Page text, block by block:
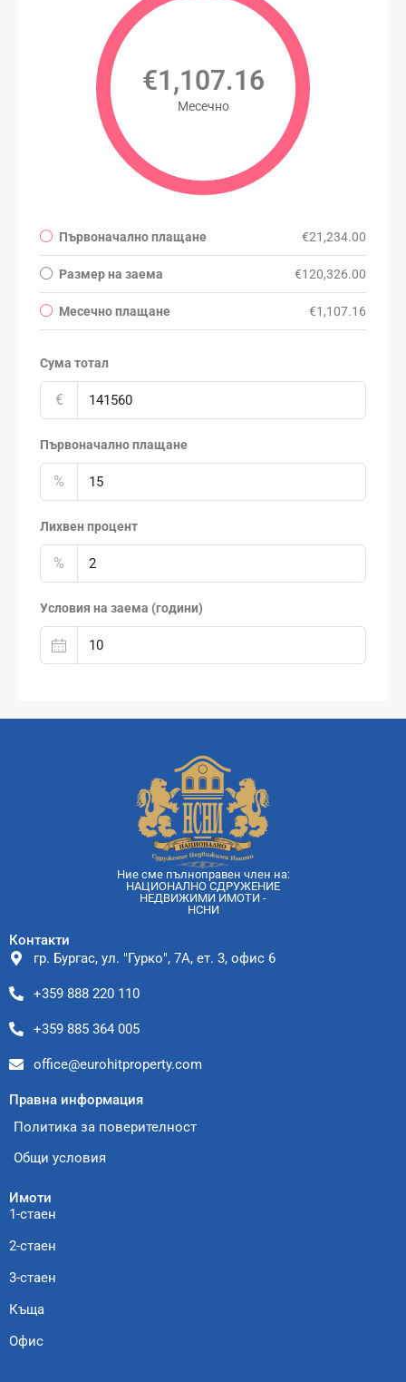
€1,107.16
Месечно
Първоначално плащане €21,234.00
Размер на заема €120,326.00
Месечно плащане €1,107.16
Сума тотал
€
Първоначално плащане
%
Лихвен процент
%
Условия на заема (години)
Ние сме пълноправен член на:
НАЦИОНАЛНО СДРУЖЕНИЕ
НЕДВИЖИМИ ИМОТИ -
НСНИ
Контакти
гр. Бургас, ул. "Гурко", 7А, ет. 3, офис 6
+359 888 220 110
+359 885 364 005
office@eurohitproperty.com
Правна информация
Политика за поверителност
Общи условия
Имоти
1-стаен
2-стаен
3-стаен
Къща
Офис